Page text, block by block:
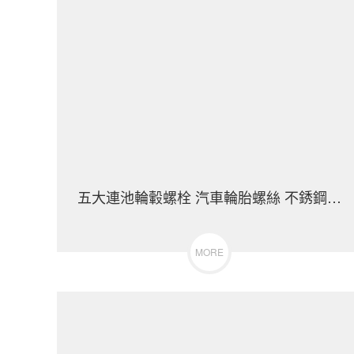
五大連池輪轂螺栓 汽車輪胎螺絲 不銹鋼（
MORE